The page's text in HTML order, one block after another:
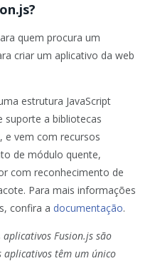
quem procura um
criar um aplicativo da web
estrutura JavaScript
suporte a bibliotecas
e vem com recursos
de módulo quente,
com reconhecimento de
Para mais informações
confira a documentação.
aplicativos Fusion.js são
aplicativos têm um único